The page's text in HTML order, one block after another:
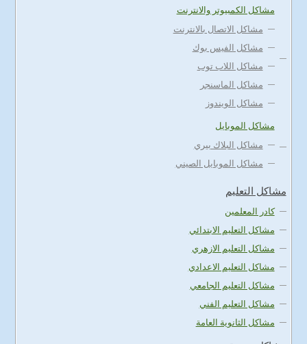
مشاكل الكمبيوتر والانترنت
مشاكل الاتصال بالانترنت
مشاكل الفيس بوك
مشاكل اللاب توب
مشاكل الماسنجر
مشاكل الويندوز
مشاكل الموبايل
مشاكل البلاك بيري
مشاكل الموبايل الصيني
مشاكل التعليم
كادر المعلمين
مشاكل التعليم الابتدائي
مشاكل التعليم الازهري
مشاكل التعليم الاعدادي
مشاكل التعليم الجامعي
مشاكل التعليم الفني
مشاكل الثانوية العامة